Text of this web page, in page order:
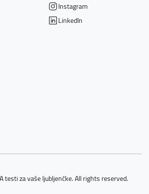
Instagram
LinkedIn
testi za vaše ljubljenčke. All rights reserved.